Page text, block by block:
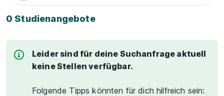
0 Studienangebote
Leider sind für deine Suchanfrage aktuell
keine Stellen verfügbar.
Folgende Tipps könnten für dich hilfreich sein: